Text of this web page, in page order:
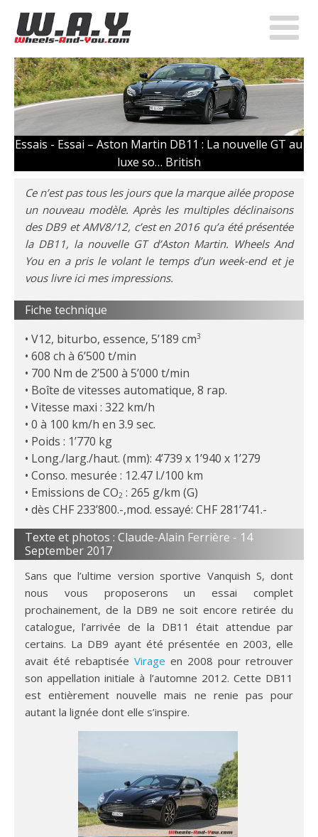
Essais - Essai – Aston Martin DB11 : La nouvelle GT au
luxe so… British
Ce n’est pas tous les jours que la marque ailée propose
un nouveau modèle. Après les multiples déclinaisons
des DB9 et AMV8/12, c’est en 2016 qu’a été présentée
la DB11, la nouvelle GT d’Aston Martin. Wheels And
You en a pris le volant le temps d’un week-end et je
vous livre ici mes impressions.
Fiche technique
V12, biturbo, essence, 5’189 cm3
608 ch à 6’500 t/min
700 Nm de 2’500 à 5’000 t/min
Boîte de vitesses automatique, 8 rap.
Vitesse maxi : 322 km/h
0 à 100 km/h en 3.9 sec.
Poids : 1’770 kg
Long./larg./haut. (mm): 4’739 x 1’940 x 1’279
Conso. mesurée : 12.47 l./100 km
Emissions de CO2 : 265 g/km (G)
dès CHF 233’800.-,mod. essayé: CHF 281’741.-
Texte et photos : Claude-Alain Ferrière - 14
September 2017
Sans que l’ultime version sportive Vanquish S, dont
nous vous proposerons un essai complet
prochainement, de la DB9 ne soit encore retirée du
catalogue, l’arrivée de la DB11 était attendue par
certains. La DB9 ayant été présentée en 2003, elle
avait été rebaptisée Virage en 2008 pour retrouver
son appellation initiale à l’automne 2012. Cette DB11
est entièrement nouvelle mais ne renie pas pour
autant la lignée dont elle s’inspire.